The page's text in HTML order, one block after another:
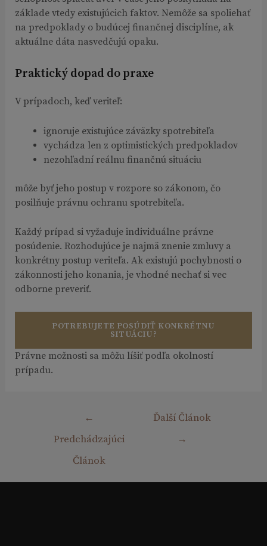
základe vtedy existujúcich faktov. Nemôže sa spoliehať
na predpoklady o budúcej finančnej disciplíne, ak
aktuálne dáta nasvedčujú opaku.
Praktický dopad do praxe
V prípadoch, keď veriteľ:
ignoruje existujúce záväzky spotrebiteľa
vychádza len z optimistických predpokladov
nezohľadní reálnu finančnú situáciu
môže byť jeho postup v rozpore so zákonom, čo
posilňuje právnu ochranu spotrebiteľa.
Každý prípad si vyžaduje individuálne právne
posúdenie. Rozhodujúce je najmä znenie zmluvy a
konkrétny postup veriteľa. Ak existujú pochybnosti o
zákonnosti jeho konania, je vhodné nechať si vec
odborne preveriť.
POTREBUJETE POSÚDIŤ KONKRÉTNU
SITUÁCIU?
Právne možnosti sa môžu líšiť podľa okolností
prípadu.
článku
←
Predchádzajúci
Článok
Ďalší Článok
→